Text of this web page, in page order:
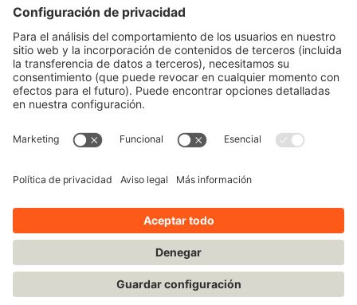
Mediaportal
Condiciones de uso